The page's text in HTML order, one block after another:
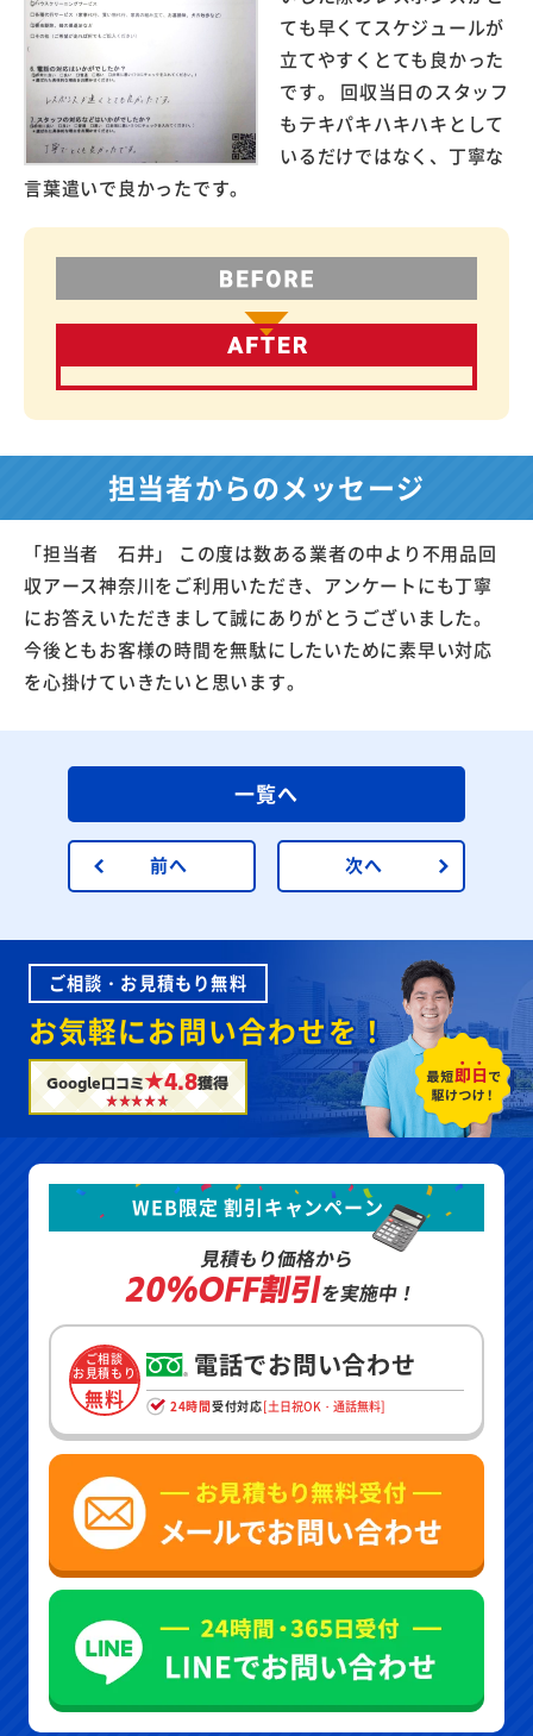
ても早くてスケジュールが
立てやすくとても良かった
です。 回収当日のスタッフ
もテキパキハキハキとして
いるだけではなく、丁寧な
言葉遣いで良かったです。
担当者からのメッセージ
「担当者 石井」 この度は数ある業者の中より不用品回
収アース神奈川をご利用いただき、アンケートにも丁寧
にお答えいただきまして誠にありがとうございました。
今後ともお客様の時間を無駄にしたいために素早い対応
を心掛けていきたいと思います。
前へ
一覧へ
次へ
ご相談・お見積もり無料
お気軽にお問い合わせを！
Google口コミ★4.8獲得
WEB限定 割引キャンペーン
見積もり価格から
20%OFF割引を実施中！
ご相談
お見積もり
無料
電話でお問い合わせ
24時間受付対応[土日祝OK・通話無料]